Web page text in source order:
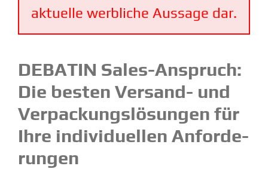
aktuelle werbliche Aussage dar.
DEBATIN Sales-Anspruch:
Die besten Versand- und
Verpa­ckungs­lö­sungen für
Ihre indivi­du­ellen Anfor­de­
rungen